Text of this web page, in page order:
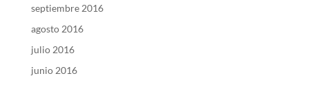
septiembre 2016
agosto 2016
julio 2016
junio 2016